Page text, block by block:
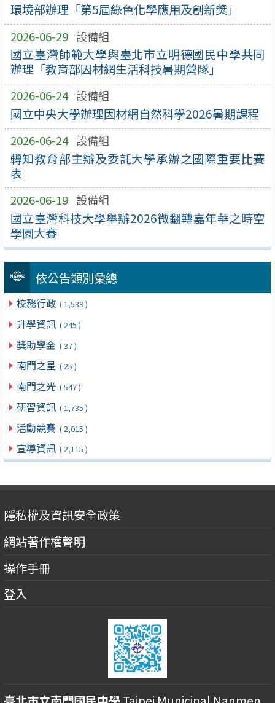
環境部辦理「第5屆綠色化學應用及創新獎」
2026-06-29 設備組
國立臺灣師範大學與臺北市立明德國民中學共同
辦理「教育部因材網生活科技暑期營隊」
2026-06-24 設備組
國立中央大學辦理因材網自然科學2026暑期課程
2026-06-24 設備組
轉知教育部主辦及委託大學承辦之國際重要比賽
表
2026-06-19 設備組
國立臺灣科技大學舉辦2026微翻轉嘉年華之時空
學園大賽
依公告類別彙總
校務行政 ( 1,539 )
升學資訊 ( 245 )
獎助學金 ( 37 )
南門之星 ( 25 )
南門之光 ( 547 )
研習資訊 ( 1,735 )
活動競賽 ( 2,015 )
宣導資訊 ( 2,115 )
隱私權及資訊安全政策
網站著作權聲明
操作手冊
登入